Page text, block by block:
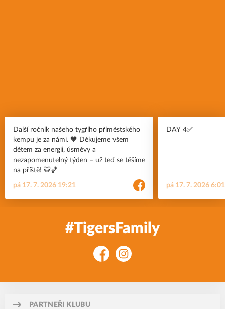
Další ročník našeho tygřího příměstského
kempu je za námi. 🧡 Děkujeme všem
dětem za energii, úsměvy a
nezapomenutelný týden – už teď se těšíme
na příště! 🐯🏀
pá 17. 7. 2026 19:21
DAY 4✅
pá 17. 7. 2026 6:01
#TigersFamily
FacebookInstagram
PARTNEŘI KLUBU